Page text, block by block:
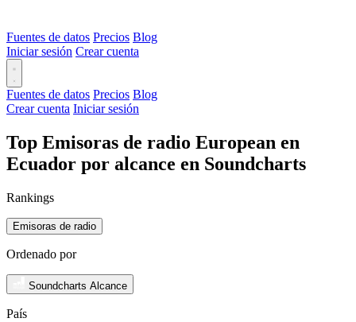
Fuentes de datos Precios Blog
Iniciar sesión Crear cuenta
Fuentes de datos Precios Blog
Crear cuenta Iniciar sesión
Top Emisoras de radio European en
Ecuador por alcance en Soundcharts
Rankings
Emisoras de radio
Ordenado por
Soundcharts Alcance
País